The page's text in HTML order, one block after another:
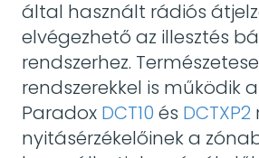
által használt rádiós
elvégezhető az illesztés
rendszerhez.
rendszerekkel is működik
Paradox DCT10 és DCTXP2
nyitásérzékelőinek a